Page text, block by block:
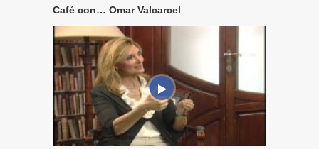
Café con… Omar Valcarcel